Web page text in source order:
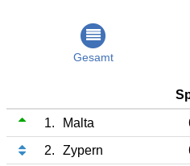
Gesamt
1. Malta
2.
Zypern